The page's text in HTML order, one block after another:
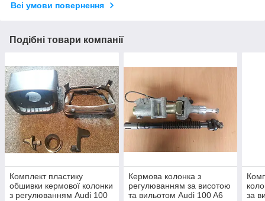
Всі умови повернення
Подібні товари компанії
Комплект пластику
обшивки кермової колонки
з регулюванням Audi 100
Кермова колонка з
регулюванням за висотою
та вильотом Audi 100 A6
за